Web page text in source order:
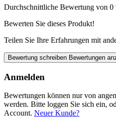
Durchschnittliche Bewertung von 0
Bewerten Sie dieses Produkt!
Teilen Sie Ihre Erfahrungen mit
Bewertung schreiben Bewertungen
Anmelden
Bewertungen können nur von
werden. Bitte loggen Sie sich ein,
Account. Neuer Kunde?